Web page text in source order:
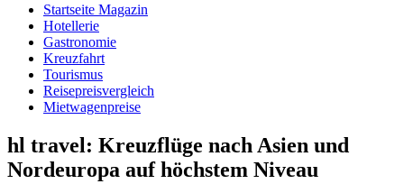
Startseite Magazin
Hotellerie
Gastronomie
Kreuzfahrt
Tourismus
Reisepreisvergleich
Mietwagenpreise
hl travel: Kreuzflüge nach Asien und
Nordeuropa auf höchstem Niveau